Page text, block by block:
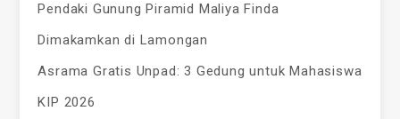
Pendaki Gunung Piramid Maliya Finda
Dimakamkan di Lamongan
Asrama Gratis Unpad: 3 Gedung untuk Mahasiswa
KIP 2026